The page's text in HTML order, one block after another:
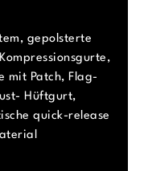
gepolsterte
mit Patch, Flag-
Hüftgurt,
quick-release